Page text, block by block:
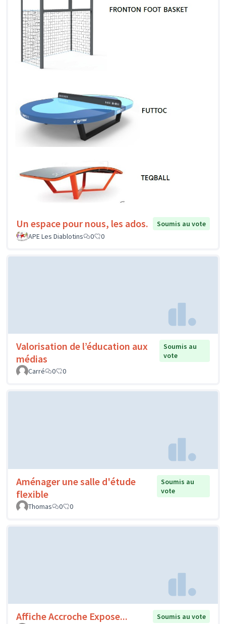
Un espace pour nous, les ados.
Soumis au vote
APE Les Diablotins
0 0
Valorisation de l’éducation aux
médias
Soumis au
vote
Carré
0 0
Aménager une salle d'étude
flexible
Soumis au
vote
Thomas
0 0
Affiche Accroche Expose...
Soumis au vote